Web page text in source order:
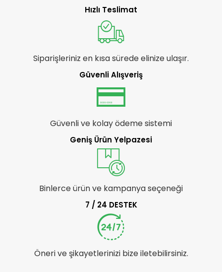
Hızlı Teslimat
Siparişleriniz en kısa sürede elinize ulaşır.
Güvenli Alışveriş
Güvenli ve kolay ödeme sistemi
Geniş Ürün Yelpazesi
Binlerce ürün ve kampanya seçeneği
7 / 24 DESTEK
Öneri ve şikayetlerinizi bize iletebilirsiniz.